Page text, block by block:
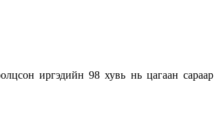
иргэдийн 98 хувь нь цагаан сараар